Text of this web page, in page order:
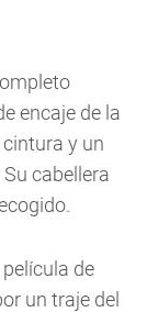
encaje de la
y un
cabellera
de
un traje del